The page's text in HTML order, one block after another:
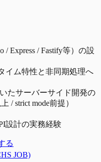
/ Express / Fastify等）の設
イム特性と非同期処理へ
たサーバーサイド開発の
/ strict mode前提）
設計の実務経験
る
JOB)